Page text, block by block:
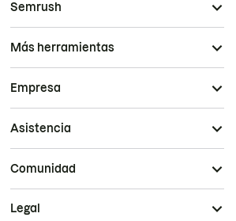
Semrush
Más herramientas
Empresa
Asistencia
Comunidad
Legal